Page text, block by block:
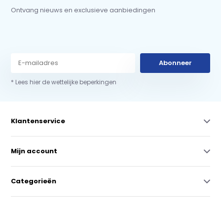
Ontvang nieuws en exclusieve aanbiedingen
Abonneer
* Lees hier de wettelijke beperkingen
Klantenservice
Mijn account
Categorieën